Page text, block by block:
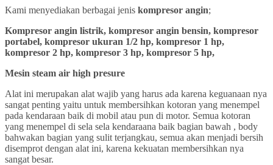
Kami menyediakan berbagai jenis kompresor angin;
Kompresor angin listrik, kompresor angin bensin, kompresor
portabel, kompresor ukuran 1/2 hp, kompresor 1 hp,
kompresor 2 hp, kompresor 3 hp, kompresor 5 hp,
Mesin steam air high presure
Alat ini merupakan alat wajib yang harus ada karena keguanaan nya
sangat penting yaitu untuk membersihkan kotoran yang menempel
pada kendaraan baik di mobil atau pun di motor. Semua kotoran
yang menempel di sela sela kendaraana baik bagian bawah , body
bahwakan bagian yang sulit terjangkau, semua akan menjadi bersih
disemprot dengan alat ini, karena kekuatan membersihkan nya
sangat besar.